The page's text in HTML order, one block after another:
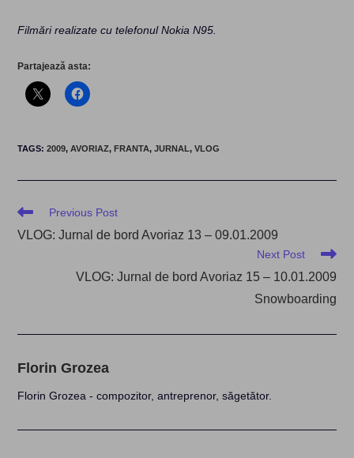
Filmări realizate cu telefonul Nokia N95.
Partajează asta:
TAGS:2009, AVORIAZ, FRANTA, JURNAL, VLOG
Read
articles
Previous Post
VLOG: Jurnal de bord Avoriaz 13 – 09.01.2009
Next Post
VLOG: Jurnal de bord Avoriaz 15 – 10.01.2009
Snowboarding
Florin Grozea
Florin Grozea - compozitor, antreprenor, săgetător.